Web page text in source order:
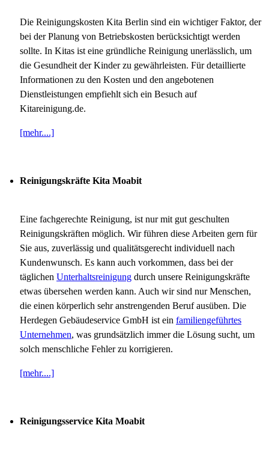
Die Reinigungskosten Kita Berlin sind ein wichtiger Faktor, der
bei der Planung von Betriebskosten berücksichtigt werden
sollte. In Kitas ist eine gründliche Reinigung unerlässlich, um
die Gesundheit der Kinder zu gewährleisten. Für detaillierte
Informationen zu den Kosten und den angebotenen
Dienstleistungen empfiehlt sich ein Besuch auf
Kitareinigung.de.
[mehr....]
Reinigungskräfte Kita Moabit
Eine fachgerechte Reinigung, ist nur mit gut geschulten
Reinigungskräften möglich. Wir führen diese Arbeiten gern für
Sie aus, zuverlässig und qualitätsgerecht individuell nach
Kundenwunsch. Es kann auch vorkommen, dass bei der
täglichen Unterhaltsreinigung durch unsere Reinigungskräfte
etwas übersehen werden kann. Auch wir sind nur Menschen,
die einen körperlich sehr anstrengenden Beruf ausüben. Die
Herdegen Gebäudeservice GmbH ist ein familiengeführtes
Unternehmen, was grundsätzlich immer die Lösung sucht, um
solch menschliche Fehler zu korrigieren.
[mehr....]
Reinigungsservice Kita Moabit